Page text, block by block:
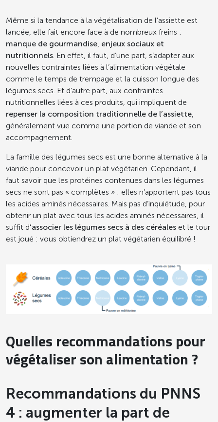
Même si la tendance à la végétalisation de l’assiette est
lancée, elle fait encore face à de nombreux freins :
manque de gourmandise, enjeux sociaux et
nutritionnels. En effet, il faut, d’une part, s’adapter aux
nouvelles contraintes liées à l’alimentation végétale
comme le temps de trempage et la cuisson longue des
légumes secs. Et d’autre part, aux contraintes
nutritionnelles liées à ces produits, qui impliquent de
repenser la composition traditionnelle de l’assiette,
généralement vue comme une portion de viande et son
accompagnement.
La famille des légumes secs est une bonne alternative à la
viande pour concevoir un plat végétarien. Cependant, il
faut savoir que les protéines contenues dans les légumes
secs ne sont pas « complètes » : elles n’apportent pas tous
les acides aminés nécessaires. Mais pas d’inquiétude, pour
obtenir un plat avec tous les acides aminés nécessaires, il
suffit d’associer les légumes secs à des céréales et le tour
est joué : vous obtiendrez un plat végétarien équilibré !
Quelles recommandations pour
végétaliser son alimentation ?
Recommandations du PNNS
4 : augmenter la part de